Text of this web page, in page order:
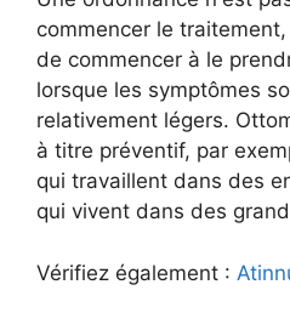
commencer le
de commencer à le
lorsque les symptômes
relativement légers.
à titre préventif, par
qui travaillent dans des
qui vivent dans des
Vérifiez également :